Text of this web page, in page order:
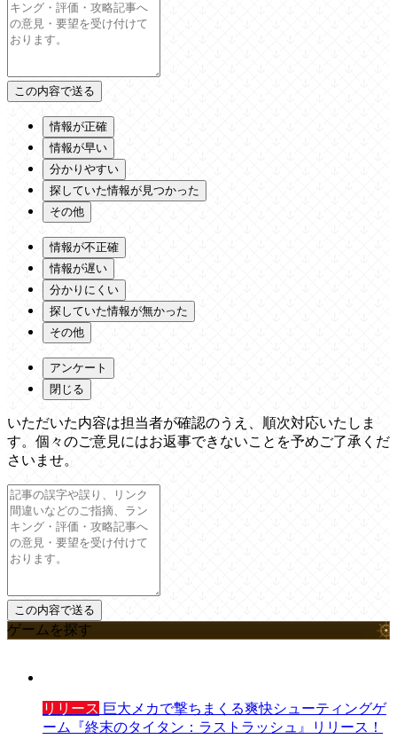
情報が正確
情報が早い
分かりやすい
探していた情報が見つかった
その他
情報が不正確
情報が遅い
分かりにくい
探していた情報が無かった
その他
アンケート
閉じる
いただいた内容は担当者が確認のうえ、順次対応いたしま
す。個々のご意見にはお返事できないことを予めご了承くだ
さいませ。
ゲームを探す
リリース 巨大メカで撃ちまくる爽快シューティングゲ
ーム『終末のタイタン：ラストラッシュ』リリース！